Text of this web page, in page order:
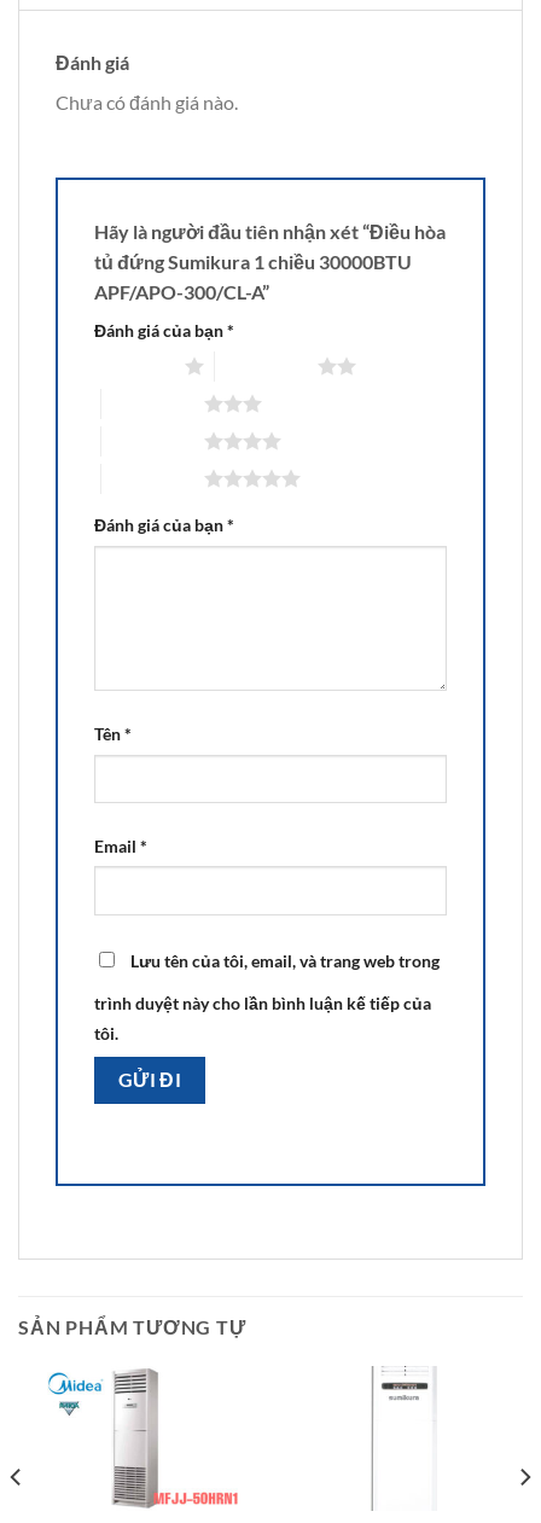
Đánh giá
Chưa có đánh giá nào.
Hãy là người đầu tiên nhận xét “Điều hòa
tủ đứng Sumikura 1 chiều 30000BTU
APF/APO-300/CL-A”
Đánh giá của bạn*
Đánh giá của bạn*
Tên*
Email *
Lưu tên của tôi, email, và trang web trong
trình duyệt này cho lần bình luận kế tiếp của
tôi.
SẢN PHẨM TƯƠNG TỰ